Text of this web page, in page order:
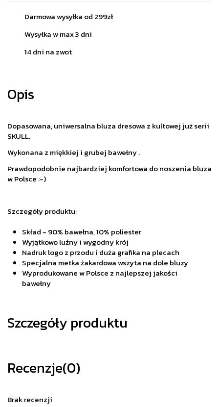
Darmowa wysyłka od 299zł
Wysyłka w max 3 dni
14 dni na zwot
Opis
Dopasowana, uniwersalna bluza dresowa z kultowej już serii
SKULL.
Wykonana z miękkiej i grubej bawełny .
Prawdopodobnie najbardziej komfortowa do noszenia bluza
w Polsce :-)
Szczegóły produktu:
Skład - 90% bawełna, 10% poliester
Wyjątkowo luźny i wygodny krój
Nadruk logo z przodu i duża grafika na plecach
Specjalna metka żakardowa wszyta na dole bluzy
Wyprodukowane w Polsce z najlepszej jakości
bawełny
Szczegóły produktu
Recenzje(0)
Brak recenzji